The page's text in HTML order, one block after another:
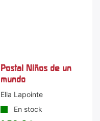
Postal Niños de un
mundo
Ella Lapointe
En stock